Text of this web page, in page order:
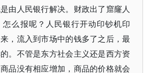
由人民银行解决。财政出了窟窿人
怎么报呢？人民银行开动印钞机印
，流入到市场中的钱多了之后，最
。不管是东方社会主义还是西方资
品没有相应增加，商品的价格就会